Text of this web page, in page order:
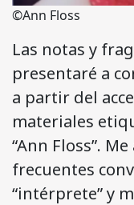
©Ann Floss
Las notas y
presentaré a
a partir del
materiales
“Ann Floss”.
frecuentes
“intérprete” y